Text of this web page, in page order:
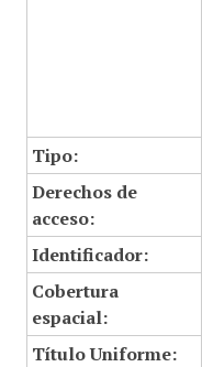
Tipo:
Derechos de
acceso:
Identificador:
Cobertura
espacial:
Título Uniforme: